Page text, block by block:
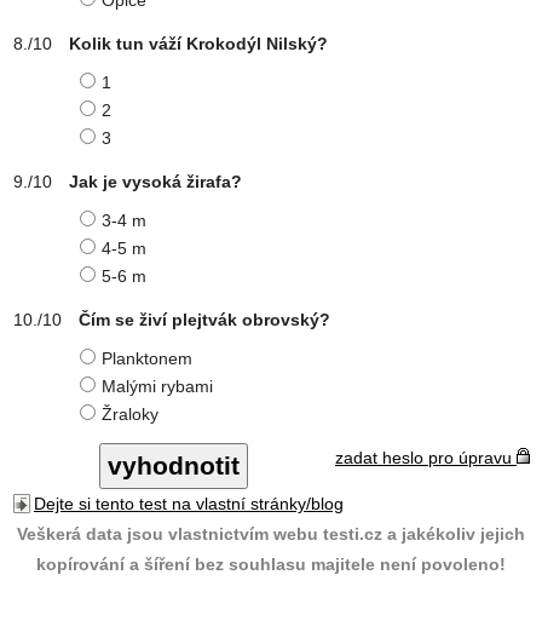
Kolik tun váží Krokodýl Nilský?
1
2
3
Jak je vysoká žirafa?
3-4 m
4-5 m
5-6 m
Čím se živí plejtvák obrovský?
Planktonem
Malými rybami
Žraloky
zadat heslo pro úpravu
Dejte si tento test na vlastní stránky/blog
Veškerá data jsou vlastnictvím webu testi.cz a jakékoliv jejich
kopírování a šíření bez souhlasu majitele není povoleno!